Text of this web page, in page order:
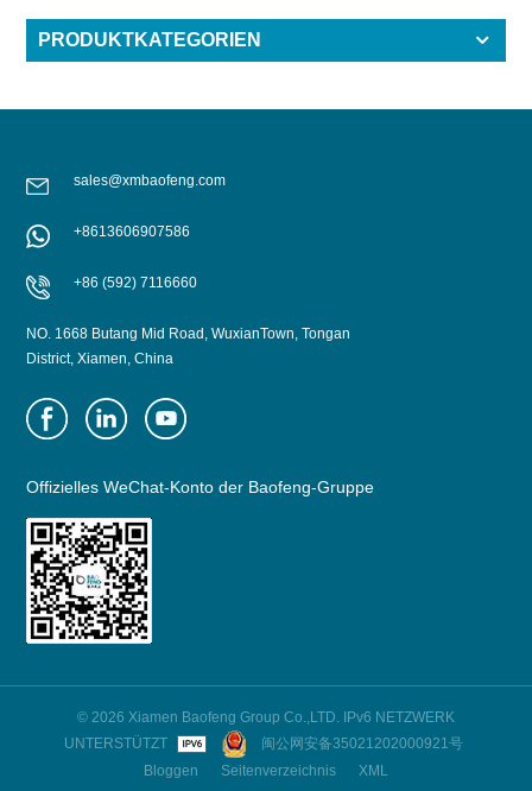
PRODUKTKATEGORIEN
sales@xmbaofeng.com
+8613606907586
+86 (592) 7116660
NO. 1668 Butang Mid Road, WuxianTown, Tongan
District, Xiamen, China
Offizielles WeChat-Konto der Baofeng-Gruppe
© 2026 Xiamen Baofeng Group Co.,LTD. IPv6 NETZWERK
UNTERSTÜTZT
闽公网安备35021202000921号
Bloggen
Seitenverzeichnis
XML